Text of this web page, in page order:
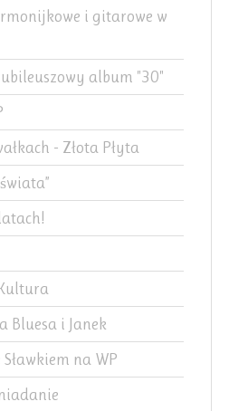
i gitarowe w
album "30"
- Złota Płyta
Bluesa i Janek
na WP